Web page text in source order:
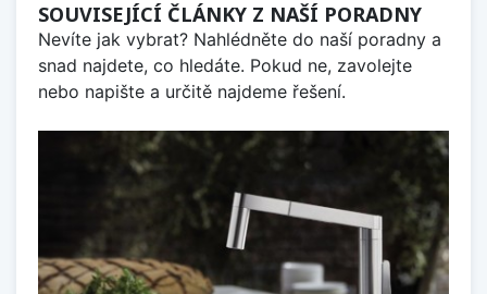
SOUVISEJÍCÍ ČLÁNKY Z NAŠÍ PORADNY
Nevíte jak vybrat? Nahlédněte do naší poradny a
snad najdete, co hledáte. Pokud ne, zavolejte
nebo napište a určitě najdeme řešení.